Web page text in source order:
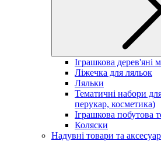
Іграшкова дерев'яні
Ліжечка для ляльок
Ляльки
Тематичні набори
перукар, косметика)
Іграшкова побутова
Коляски
Надувні товари та